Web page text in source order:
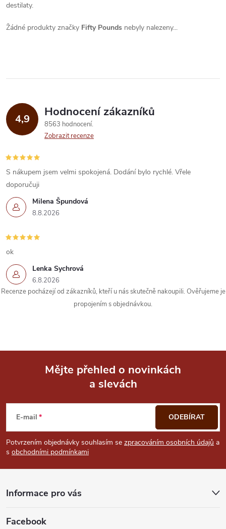
destilaty.
Žádné produkty značky Fifty Pounds nebyly nalezeny...
4,9 Hodnocení zákazníků
8563 hodnocení
Zobrazit recenze
Milena Špundová
8.8.2026
S nákupem jsem velmi spokojená. Dodání bylo rychlé. Vřele
doporučuji
Lenka Sychrová
6.8.2026
ok
Recenze pocházejí od zákazníků, kteří u nás skutečně nakoupili. Ověřujeme je
propojením s objednávkou.
p
a
Mějte přehled o novinkách
a slevách
E-mail
Potvrzením objednávky souhlasím se zpracováním osobních údajů a
s obchodními podmínkami
ODEBÍRAT
Informace pro vás
Facebook